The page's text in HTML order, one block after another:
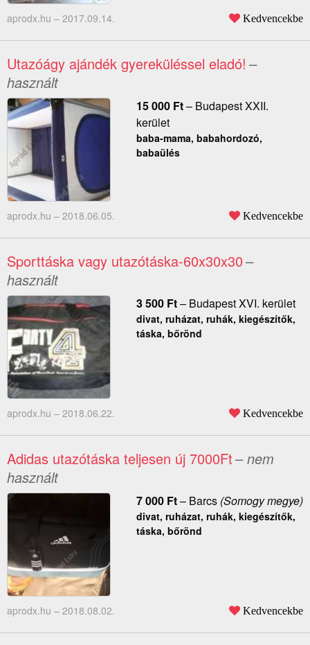
aprodx.hu – 2017.09.14. Kedvencekbe
Utazóágy ajándék gyereküléssel eladó! –
használt
15 000 Ft– Budapest XXII.
kerület
baba-mama, babahordozó,
babaülés
aprodx.hu – 2018.06.05. Kedvencekbe
Sporttáska vagy utazótáska-60x30x30–
használt
3 500 Ft– Budapest XVI. kerület
divat, ruházat, ruhák, kiegészítők,
táska, bőrönd
aprodx.hu – 2018.06.22. Kedvencekbe
Adidas utazótáska teljesen új 7000Ft– nem
használt
7 000 Ft– Barcs(Somogy megye)
divat, ruházat, ruhák, kiegészítők,
táska, bőrönd
aprodx.hu – 2018.08.02. Kedvencekbe